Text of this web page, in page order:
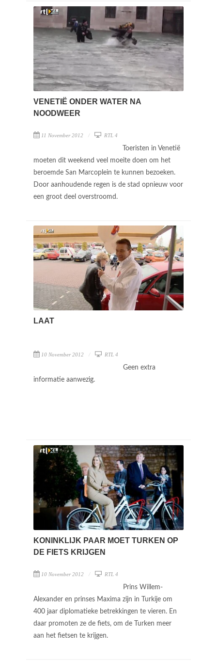
VENETIË ONDER WATER NA
NOODWEER
11 November 2012 RTL 4
Toeristen in Venetië
moeten dit weekend veel moeite doen om het
beroemde San Marcoplein te kunnen bezoeken.
Door aanhoudende regen is de stad opnieuw voor
een groot deel overstroomd.
LAAT
10 November 2012 RTL 4
Geen extra
informatie aanwezig.
KONINKLIJK PAAR MOET TURKEN OP
DE FIETS KRIJGEN
10 November 2012 RTL 4
Prins Willem-
Alexander en prinses Maxima zijn in Turkije om
400 jaar diplomatieke betrekkingen te vieren. En
daar promoten ze de fiets, om de Turken meer
aan het fietsen te krijgen.